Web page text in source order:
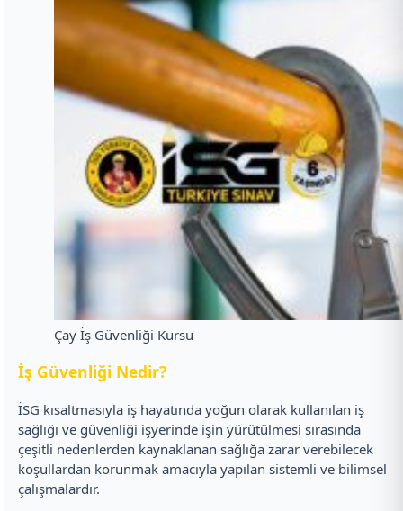
Çay İş Güvenliği Kursu
İş Güvenliği Nedir?
İSG kısaltmasıyla iş hayatında yoğun olarak kullanılan iş
sağlığı ve güvenliği işyerinde işin yürütülmesi sırasında
çeşitli nedenlerden kaynaklanan sağlığa zarar verebilecek
koşullardan korunmak amacıyla yapılan sistemli ve bilimsel
çalışmalardır.